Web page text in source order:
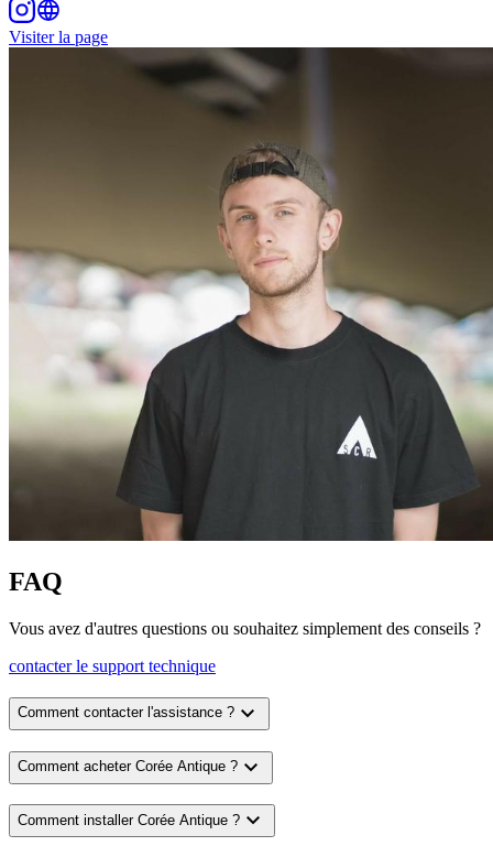
Visiter la page
FAQ
Vous avez d'autres questions ou souhaitez simplement des conseils ?
contacter le support technique
Comment contacter l'assistance ? expand_more
Comment acheter Corée Antique ? expand_more
Comment installer Corée Antique ? expand_more